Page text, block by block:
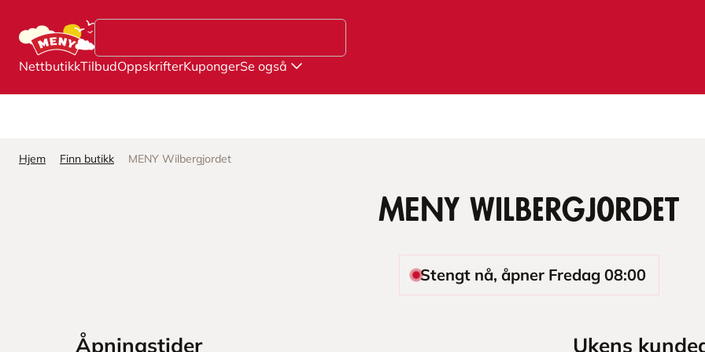
NettbutikkTilbudOppskrifterKupongerSe også
Hjem Finn butikk MENY Wilbergjordet
MENY Wilbergjordet
Stengt nå, åpner Fredag 08:00
Åpningstider Ukens